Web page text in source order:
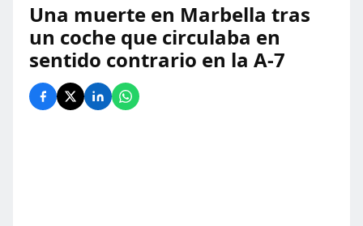
Una muerte en Marbella tras
un coche que circulaba en
sentido contrario en la A-7